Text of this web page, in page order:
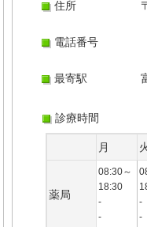
住所
電話番号
最寄駅
診療時間
月
薬局
08:30～
18:30
-
-
-
-